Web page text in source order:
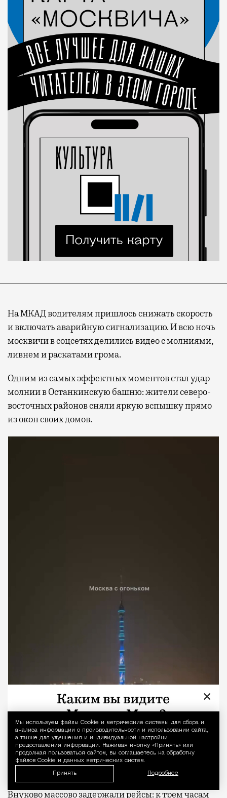
Уведомление
Мы используем файлы Сookie и метрические системы для сбора и
анализа информации о производительности и использовании сайта,
а также для улучшения и индивидуальной настройки
предоставления информации. Нажимая кнопку «Принять» или
продолжая пользоваться сайтом, вы соглашаетесь на обработку
файлов Cookie и данных метрических систем.
Принять Подробнее
На МКАД водителям пришлось снижать скорость
и включать аварийную сигнализацию. И всю ночь
москвичи в соцсетях делились видео с молниями,
ливнем и раскатами грома.
Одним из самых эффектных моментов стал удар
молнии в Останкинскую башню: жители северо-
восточных районов сняли яркую вспышку прямо
из окон своих домов.
Непогода повлияла и на работу аэропортов. Во
Внуково массово задержали рейсы: к трем часам
×